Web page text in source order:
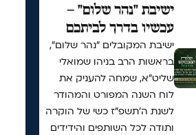
ישיבת "נהר שלום" –
עכשיו בדרך לביתכם
ישיבת המקובלים "נהר שלום",
בראשות הרב בניהו שמואלי
שליט"א, שמחה להעניק את
לוח השנה המפורט והמהודר
לשנת ה'תשפ"ז כשי של הוקרה
ותודה לכל השותפים והידידים